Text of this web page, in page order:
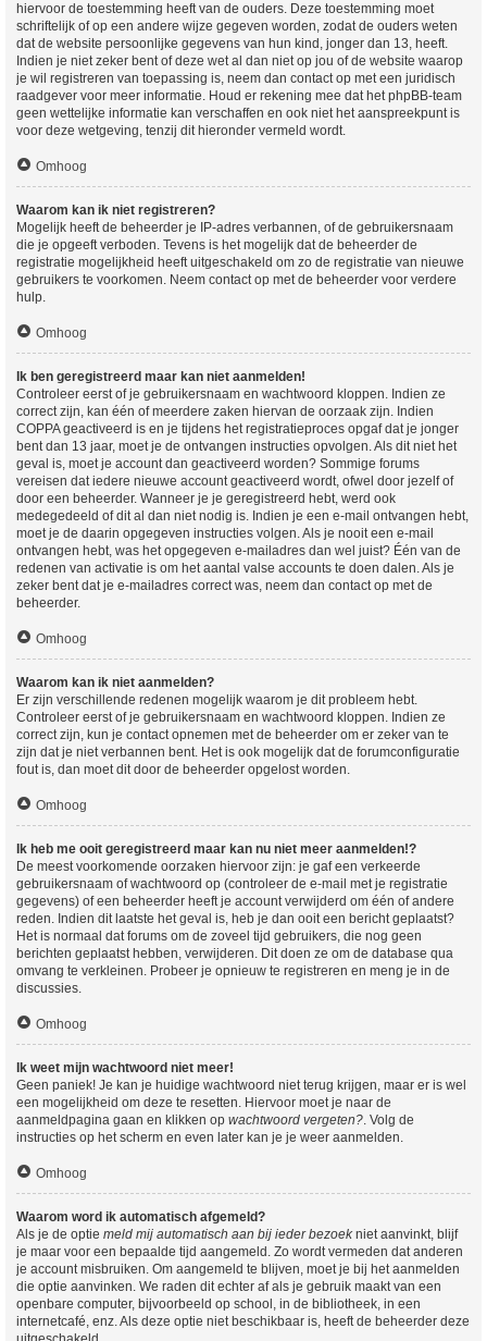
hiervoor de toestemming heeft van de ouders. Deze toestemming moet
schriftelijk of op een andere wijze gegeven worden, zodat de ouders weten
dat de website persoonlijke gegevens van hun kind, jonger dan 13, heeft.
Indien je niet zeker bent of deze wet al dan niet op jou of de website waarop
je wil registreren van toepassing is, neem dan contact op met een juridisch
raadgever voor meer informatie. Houd er rekening mee dat het phpBB-team
geen wettelijke informatie kan verschaffen en ook niet het aanspreekpunt is
voor deze wetgeving, tenzij dit hieronder vermeld wordt.
Omhoog
Waarom kan ik niet registreren?
Mogelijk heeft de beheerder je IP-adres verbannen, of de gebruikersnaam
die je opgeeft verboden. Tevens is het mogelijk dat de beheerder de
registratie mogelijkheid heeft uitgeschakeld om zo de registratie van nieuwe
gebruikers te voorkomen. Neem contact op met de beheerder voor verdere
hulp.
Omhoog
Ik ben geregistreerd maar kan niet aanmelden!
Controleer eerst of je gebruikersnaam en wachtwoord kloppen. Indien ze
correct zijn, kan één of meerdere zaken hiervan de oorzaak zijn. Indien
COPPA geactiveerd is en je tijdens het registratieproces opgaf dat je jonger
bent dan 13 jaar, moet je de ontvangen instructies opvolgen. Als dit niet het
geval is, moet je account dan geactiveerd worden? Sommige forums
vereisen dat iedere nieuwe account geactiveerd wordt, ofwel door jezelf of
door een beheerder. Wanneer je je geregistreerd hebt, werd ook
medegedeeld of dit al dan niet nodig is. Indien je een e-mail ontvangen hebt,
moet je de daarin opgegeven instructies volgen. Als je nooit een e-mail
ontvangen hebt, was het opgegeven e-mailadres dan wel juist? Één van de
redenen van activatie is om het aantal valse accounts te doen dalen. Als je
zeker bent dat je e-mailadres correct was, neem dan contact op met de
beheerder.
Omhoog
Waarom kan ik niet aanmelden?
Er zijn verschillende redenen mogelijk waarom je dit probleem hebt.
Controleer eerst of je gebruikersnaam en wachtwoord kloppen. Indien ze
correct zijn, kun je contact opnemen met de beheerder om er zeker van te
zijn dat je niet verbannen bent. Het is ook mogelijk dat de forumconfiguratie
fout is, dan moet dit door de beheerder opgelost worden.
Omhoog
Ik heb me ooit geregistreerd maar kan nu niet meer aanmelden!?
De meest voorkomende oorzaken hiervoor zijn: je gaf een verkeerde
gebruikersnaam of wachtwoord op (controleer de e-mail met je registratie
gegevens) of een beheerder heeft je account verwijderd om één of andere
reden. Indien dit laatste het geval is, heb je dan ooit een bericht geplaatst?
Het is normaal dat forums om de zoveel tijd gebruikers, die nog geen
berichten geplaatst hebben, verwijderen. Dit doen ze om de database qua
omvang te verkleinen. Probeer je opnieuw te registreren en meng je in de
discussies.
Omhoog
Ik weet mijn wachtwoord niet meer!
Geen paniek! Je kan je huidige wachtwoord niet terug krijgen, maar er is wel
een mogelijkheid om deze te resetten. Hiervoor moet je naar de
aanmeldpagina gaan en klikken op wachtwoord vergeten?. Volg de
instructies op het scherm en even later kan je je weer aanmelden.
Omhoog
Waarom word ik automatisch afgemeld?
Als je de optie meld mij automatisch aan bij ieder bezoekniet aanvinkt, blijf
je maar voor een bepaalde tijd aangemeld. Zo wordt vermeden dat anderen
je account misbruiken. Om aangemeld te blijven, moet je bij het aanmelden
die optie aanvinken. We raden dit echter af als je gebruik maakt van een
openbare computer, bijvoorbeeld op school, in de bibliotheek, in een
internetcafé, enz. Als deze optie niet beschikbaar is, heeft de beheerder deze